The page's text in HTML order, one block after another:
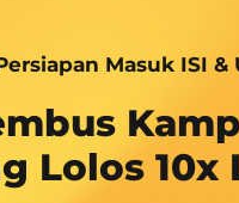
Masuk ISI
Lolos 10x